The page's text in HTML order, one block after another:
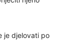
je djelovati po